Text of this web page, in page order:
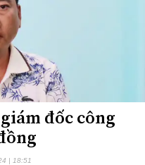
đốc công
| 18:51